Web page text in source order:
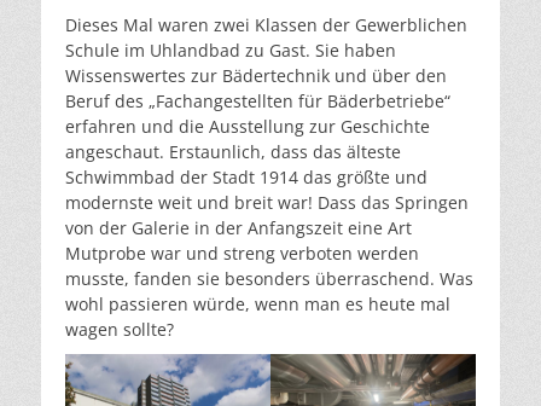
Dieses Mal waren zwei Klassen der Gewerblichen
Schule im Uhlandbad zu Gast. Sie haben
Wissenswertes zur Bädertechnik und über den
Beruf des „Fachangestellten für Bäderbetriebe“
erfahren und die Ausstellung zur Geschichte
angeschaut. Erstaunlich, dass das älteste
Schwimmbad der Stadt 1914 das größte und
modernste weit und breit war! Dass das Springen
von der Galerie in der Anfangszeit eine Art
Mutprobe war und streng verboten werden
musste, fanden sie besonders überraschend. Was
wohl passieren würde, wenn man es heute mal
wagen sollte?